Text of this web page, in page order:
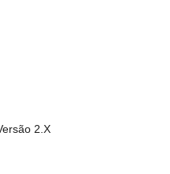
2.X